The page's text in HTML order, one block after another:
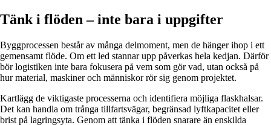
Tänk i flöden – inte bara i uppgifter
Byggprocessen består av många delmoment, men de hänger ihop i ett
gemensamt flöde. Om ett led stannar upp påverkas hela kedjan. Därför
bör logistiken inte bara fokusera på vem som gör vad, utan också på
hur material, maskiner och människor rör sig genom projektet.
Kartlägg de viktigaste processerna och identifiera möjliga flaskhalsar.
Det kan handla om trånga tillfartsvägar, begränsad lyftkapacitet eller
brist på lagringsyta. Genom att tänka i flöden snarare än enskilda